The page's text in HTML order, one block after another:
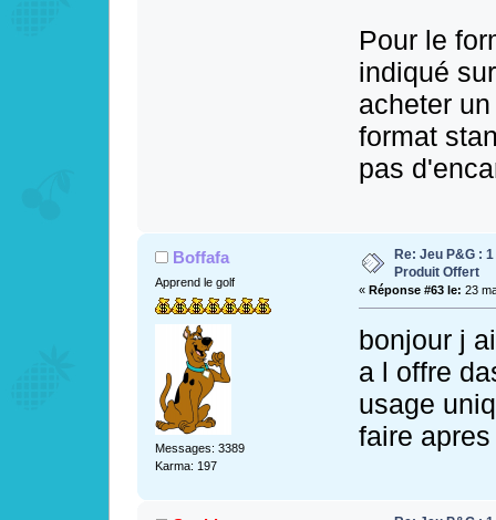
Pour le
indiqué
acheter
format
pas
Boffafa
Apprend le golf
Messages: 3389
Karma: 197
Re: Jeu P&G :
Produit Offert
« Réponse #63 le: 23
bonjour j
a l offre
usage
faire